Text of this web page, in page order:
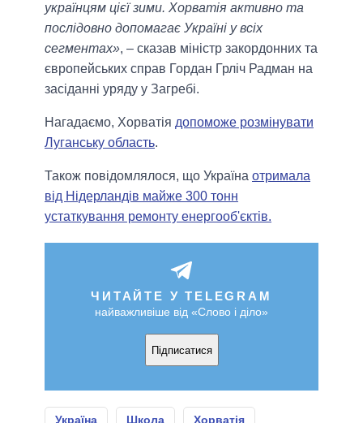
українцям цієї зими. Хорватія активно та
послідовно допомагає Україні у всіх
сегментах», – сказав міністр закордонних та
європейських справ Гордан Грліч Радман на
засіданні уряду у Загребі.
Нагадаємо, Хорватія допоможе розмінувати
Луганську область.
Також повідомлялося, що Україна отримала
від Нідерландів майже 300 тонн
устаткування ремонту енергооб'єктів.
ЧИТАЙТЕ У TELEGRAM
найважливіше від «Слово і діло»
Підписатися
Україна Школа Хорватія